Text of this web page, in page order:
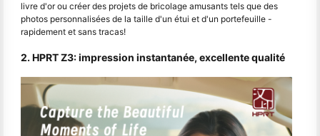
livre d'or ou créer des projets de bricolage amusants tels que des
photos personnalisées de la taille d'un étui et d'un portefeuille -
rapidement et sans tracas!
2. HPRT Z3: impression instantanée, excellente qualité